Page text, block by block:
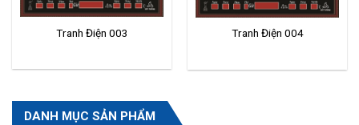
DANH MỤC SẢN PHẨM
Tranh Điện 003 Tranh Điện 004